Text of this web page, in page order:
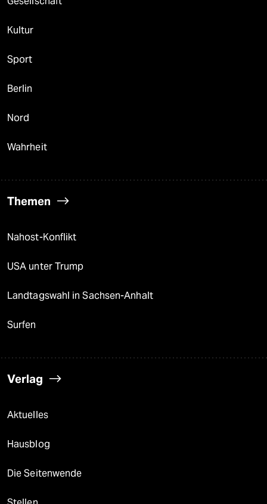
Kultur
Sport
Berlin
Nord
Wahrheit
Themen
Nahost-Konflikt
USA unter Trump
Landtagswahl in Sachsen-Anhalt
Surfen
Verlag
Aktuelles
Hausblog
Die Seitenwende